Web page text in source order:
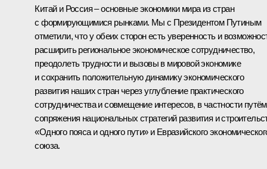
Китай и Россия – основные экономики мира из стран
с формирующимися рынками. Мы с Президентом Путиным
отметили, что у обеих сторон есть уверенность и
расширить региональное экономическое сотрудничество,
преодолеть трудности и вызовы в мировой экономике
и сохранить положительную динамику экономического
развития наших стран через углубление практического
сотрудничества и совмещение интересов, в частности путём
сопряжения национальных стратегий развития и
«Одного пояса и одного пути» и Евразийского
союза.